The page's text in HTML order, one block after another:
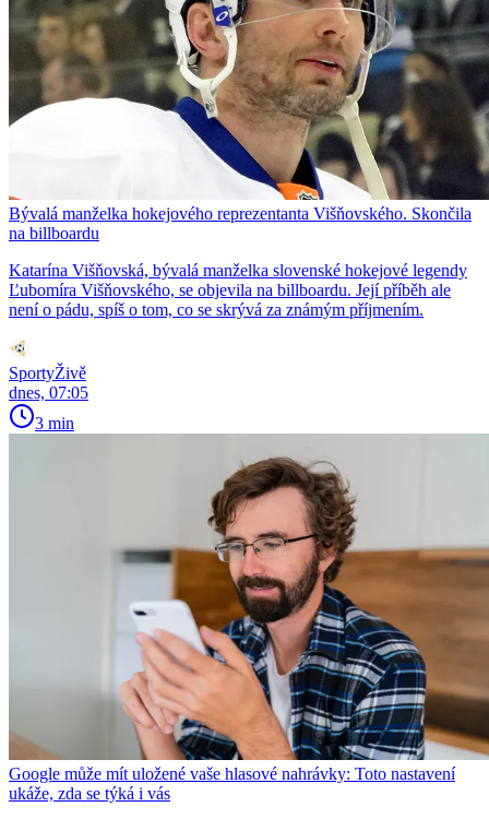
Bývalá manželka hokejového reprezentanta Višňovského. Skončila
na billboardu
Katarína Višňovská, bývalá manželka slovenské hokejové legendy
Ľubomíra Višňovského, se objevila na billboardu. Její příběh ale
není o pádu, spíš o tom, co se skrývá za známým příjmením.
SportyŽivě
dnes, 07:05
3 min
Google může mít uložené vaše hlasové nahrávky: Toto nastavení
ukáže, zda se týká i vás